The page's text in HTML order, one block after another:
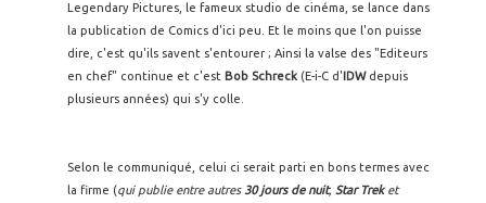
Legendary Pictures, le fameux studio de cinéma, se lance dans
la publication de Comics d'ici peu. Et le moins que l'on puisse
dire, c'est qu'ils savent s'entourer ; Ainsi la valse des "Editeurs
en chef" continue et c'est Bob Schreck (E-i-C d'IDWdepuis
plusieurs années) qui s'y colle.
Selon le communiqué, celui ci serait parti en bons termes avec
la firme (qui publie entre autres 30 jours de nuit, Star Treket